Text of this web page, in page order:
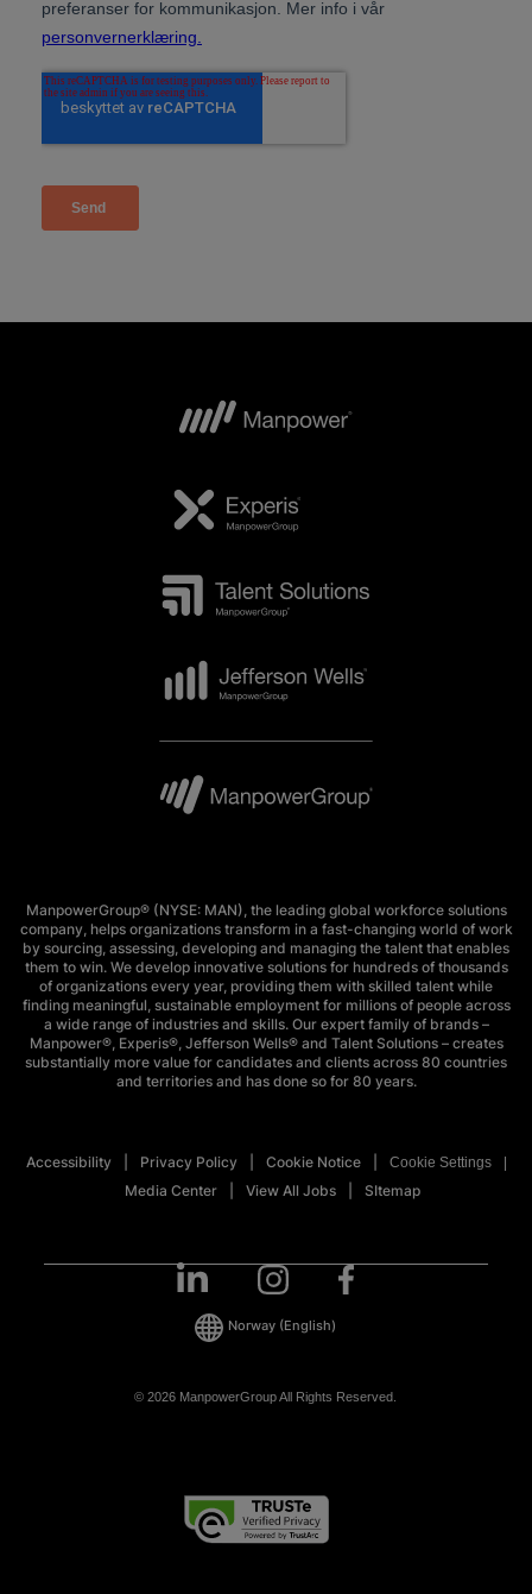
ManpowerGroup® (NYSE: MAN), the leading global workforce solutions
company, helps organizations transform in a fast-changing world of work
by sourcing, assessing, developing and managing the talent that enables
them to win. We develop innovative solutions for hundreds of thousands
of organizations every year, providing them with skilled talent while
finding meaningful, sustainable employment for millions of people across
a wide range of industries and skills. Our expert family of brands –
Manpower®, Experis®, Jefferson Wells® and Talent Solutions – creates
substantially more value for candidates and clients across 80 countries
and territories and has done so for 80 years.
Accessibility Privacy Policy Cookie Notice Cookie Settings
Media Center View All Jobs SItemap
© 2026 ManpowerGroup All Rights Reserved.
Norway (English)